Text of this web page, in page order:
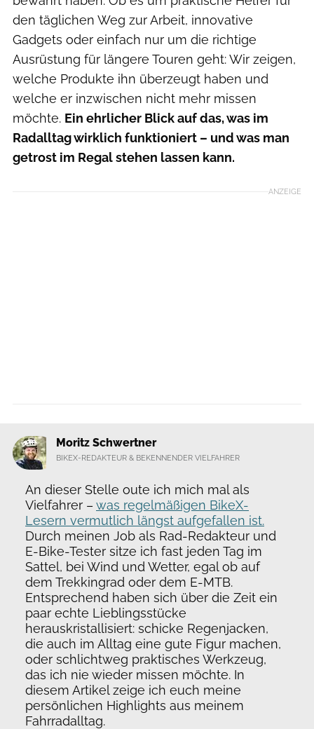
den täglichen Weg zur Arbeit, innovative
Gadgets oder einfach nur um die richtige
Ausrüstung für längere Touren geht: Wir zeigen,
welche Produkte ihn überzeugt haben und
welche er inzwischen nicht mehr missen
möchte. Ein ehrlicher Blick auf das, was im
Radalltag wirklich funktioniert – und was man
getrost im Regal stehen lassen kann.
ANZEIGE
Moritz Schwertner
BIKEX-REDAKTEUR & BEKENNENDER VIELFAHRER
An dieser Stelle oute ich mich mal als
Vielfahrer – was regelmäßigen BikeX-
Lesern vermutlich längst aufgefallen ist.
Durch meinen Job als Rad-Redakteur und
E-Bike-Tester sitze ich fast jeden Tag im
Sattel, bei Wind und Wetter, egal ob auf
dem Trekkingrad oder dem E-MTB.
Entsprechend haben sich über die Zeit ein
paar echte Lieblingsstücke
herauskristallisiert: schicke Regenjacken,
die auch im Alltag eine gute Figur machen,
oder schlichtweg praktisches Werkzeug,
das ich nie wieder missen möchte. In
diesem Artikel zeige ich euch meine
persönlichen Highlights aus meinem
Fahrradalltag.